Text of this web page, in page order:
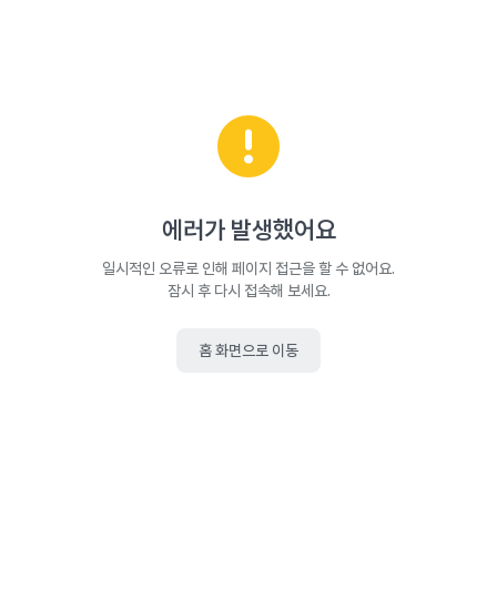
에러가 발생했어요
일시적인 오류로 인해 페이지 접근을 할 수 없어요.
잠시 후 다시 접속해 보세요.
홈 화면으로 이동